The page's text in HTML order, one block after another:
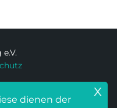
dienen der
x